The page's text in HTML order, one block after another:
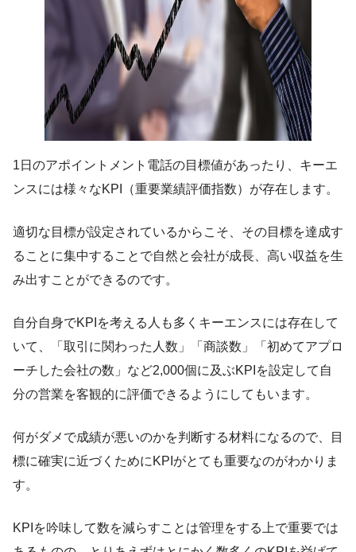
1日のアポイントメント電話の目標値があったり、キーエ
ンスには様々なKPI（重要業績評価指数）が存在します。
適切な目標が設定されているからこそ、その目標を達成す
ることに集中することで自然と会社が成長、高い収益を生
み出すことができるのです。
自分自身でKPIを考える人も多くキーエンスには存在して
いて、「取引に関わった人数」「商談数」「初めてアプロ
ーチした会社の数」など2,000個に及ぶKPIを設定して自
分の営業を客観的に評価できるようにしてもいます。
何がダメで成績が悪いのかを判断する材料になるので、目
標に確実に近づくためにKPIがとても重要なのがわかりま
す。
KPIを吟味して数を減らすことは管理をする上で重要では